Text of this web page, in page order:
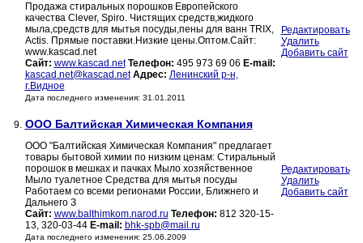
Продажа стиральных порошков Европейского
качества Clever, Spiro. Чистящих средств,жидкого
мыла,средств для мытья посуды,пены для ванн TRIX,
Actis. Прямые поставки.Низкие цены.Оптом.Сайт:
www.kascad.net
Сайт: www.kascad.net Телефон: 495 973 69 06 E-mail:
kascad.net@kascad.net Адрес: Ленинский р-н,
г.Видное
Дата последнего изменения: 31.01.2011
Редактировать
Удалить
Добавить сайт
9. ООО Балтийская Химическая Компания
ООО "Балтийская Химическая Компания" предлагает
товары бытовой химии по низким ценам: Стиральный
порошок в мешках и пачках Мыло хозяйственное
Мыло туалетное Средства для мытья посуды
Работаем со всеми регионами России, Ближнего и
Дальнего З
Сайт: www.balthimkom.narod.ru Телефон: 812 320-15-
13, 320-03-44 E-mail: bhk-spb@mail.ru
Дата последнего изменения: 25.06.2009
Редактировать
Удалить
Добавить сайт